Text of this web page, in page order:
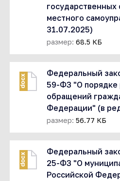
государственных
местного
31.07.2025)
размер: 68.5 КБ
docx
Федеральный
59-ФЗ "О порядке
обращений
Федерации" (в
размер: 56.77 КБ
docx
Федеральный
25-ФЗ "О
Российской